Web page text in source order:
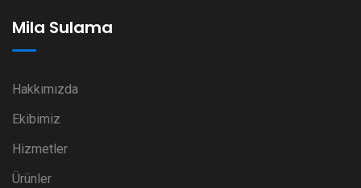
Mila Sulama
Hakkımızda
Ekibimiz
Hizmetler
Ürünler